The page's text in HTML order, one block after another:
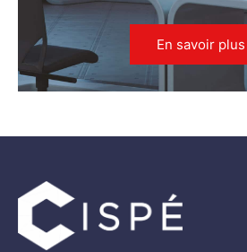
En savoir plus